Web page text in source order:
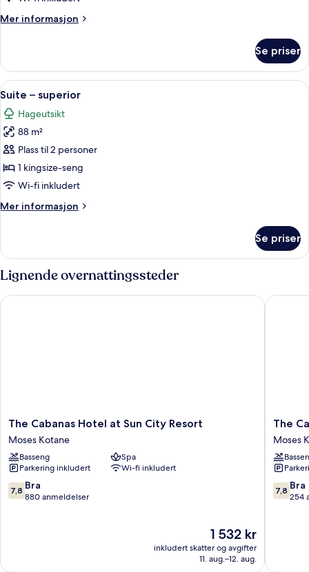
Mer informasjon
Mer
–
junior
Se priser
Åpne
alle
bildene
av
Suite
–
superior
Suite – superior | Minibar, safe på
4
Suite – superior
Hageutsikt
88 m²
Plass til 2 personer
1 kingsize-seng
Wi-fi inkludert
Mer informasjon
Mer
–
Se priser
Lignende overnattingssteder
The
Cabanas
Hotel
at
Sun
City
Resort
The Cabanas Hotel at Sun City Resort
Moses Kotane
Basseng
Spa
Parkering inkludert
Wi-fi inkludert
7.8
av
7,8 Bra
880 anmeldelser
Prisen
er
1 532 kr
1 532 kr
inkludert skatter og avgifter
11. aug.–12. aug.
The Cabanas Hotel at Sun City Resort
The
Hotel
at
Sun
City
Resort
The
Moses
7.8
av
7,8 Bra
254
The